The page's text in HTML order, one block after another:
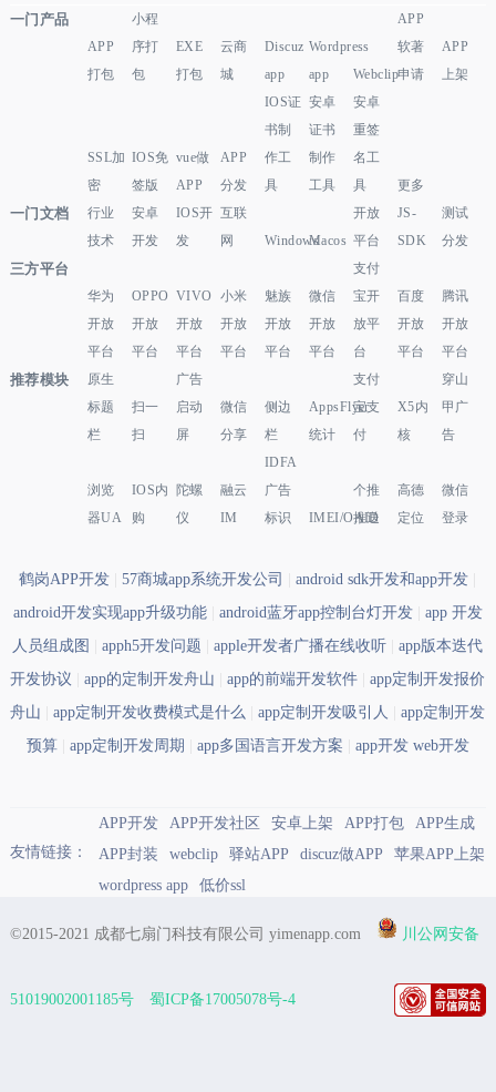
一门产品
APP
打包
小程
序打
包
EXE
打包
云商
城
Discuz
app
Wordpress
app
Webclip
APP
软著
申请
APP
上架
SSL加
密
IOS免
签版
vue做
APP
APP
分发
IOS证
书制
作工
具
安卓
证书
制作
工具
安卓
重签
名工
具
更多
一门文档
行业
技术
安卓
开发
IOS开
发
互联
网
WindowsMacos
开放
平台
JS-
SDK
测试
分发
三方平台
华为
开放
平台
OPPO
开放
平台
VIVO
开放
平台
小米
开放
平台
魅族
开放
平台
微信
开放
平台
支付
宝开
放平
台
百度
开放
平台
腾讯
开放
平台
推荐模块
原生
标题
栏
扫一
扫
广告
启动
屏
微信
分享
侧边
栏
AppsFlyer
统计
支付
宝支
付
X5内
核
穿山
甲广
告
浏览
器UA
IOS内
购
陀螺
仪
融云
IM
IDFA
广告
标识
IMEI/OAID
个推
推送
高德
定位
微信
登录
鹤岗APP开发 |57商城app系统开发公司 |android sdk开发和app开发
android开发实现app升级功能
android蓝牙app控制台灯开发
app 开发
人员组成图
|apph5开发问题 |apple开发者广播在线收听 |app版本迭代
开发协议
|app的定制开发舟山 |app的前端开发软件 |app定制开发报价
舟山
|app定制开发收费模式是什么 |app定制开发吸引人 |app定制开发
预算
app定制开发周期 app多国语言开发方案 app开发 web开发
友情链接：
APP开发 APP开发社区 安卓上架 APP打包
APP生成
APP封装
webclip 驿站APP discuz做APP
苹果APP上架
wordpress app
低价ssl
©2015-2021 成都七扇门科技有限公司 yimenapp.com 川公网安备
51019002001185号 蜀ICP备17005078号-4